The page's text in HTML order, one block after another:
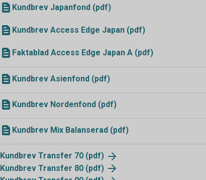
Kundbrev Japanfond (pdf)
Kundbrev Access Edge Japan (pdf)
Faktablad Access Edge Japan A (pdf)
Kundbrev Asienfond (pdf)
Kundbrev Nordenfond (pdf)
Kundbrev Mix Balanserad (pdf)
Kundbrev Transfer 70 (pdf)
Kundbrev Transfer 80 (pdf)